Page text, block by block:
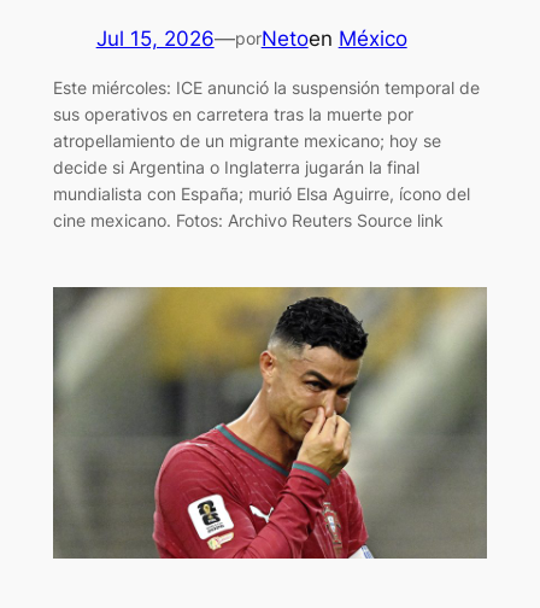
Jul 15, 2026—porNetoen México
Este miércoles: ICE anunció la suspensión temporal de
sus operativos en carretera tras la muerte por
atropellamiento de un migrante mexicano; hoy se
decide si Argentina o Inglaterra jugarán la final
mundialista con España; murió Elsa Aguirre, ícono del
cine mexicano. Fotos: Archivo Reuters Source link